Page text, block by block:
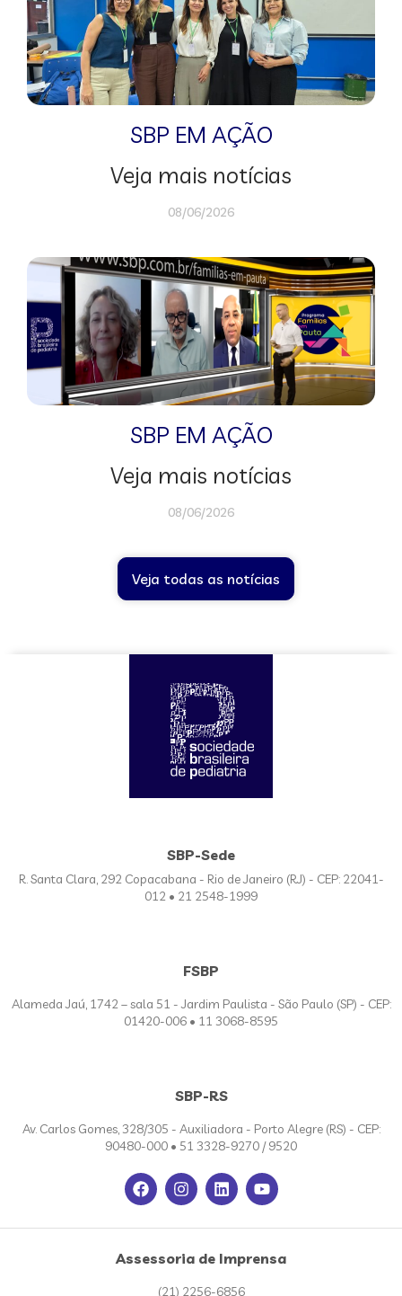
SBP EM AÇÃO
Veja mais notícias
08/06/2026
SBP EM AÇÃO
Veja mais notícias
08/06/2026
Veja todas as notícias
SBP-Sede
R. Santa Clara, 292 Copacabana - Rio de Janeiro (RJ) - CEP: 22041-
012 • 21 2548-1999
FSBP
Alameda Jaú, 1742 – sala 51 - Jardim Paulista - São Paulo (SP) - CEP:
01420-006 • 11 3068-8595
SBP-RS
Av. Carlos Gomes, 328/305 - Auxiliadora - Porto Alegre (RS) - CEP:
90480-000 • 51 3328-9270 / 9520
Assessoria de Imprensa
(21) 2256-6856